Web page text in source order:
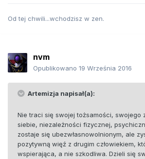
Od tej chwili...wchodzisz w zen.
nvm
Opublikowano 19 Września 2016
Artemizja napisał(a):
Nie traci się swojej tożsamości, swojego
siebie, niezależności fizycznej,
zostaje się ubezwłasnowolnionym, ale
pozytywną więź z drugim człowiekiem,
wspierająca, a nie szkodliwa. Dzieli się